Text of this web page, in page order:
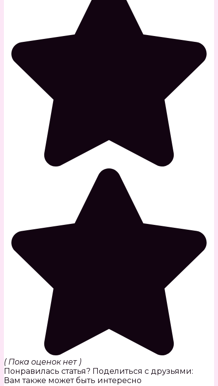
( Пока оценок нет )
Понравилась статья? Поделиться с друзьями:
Вам также может быть интересно